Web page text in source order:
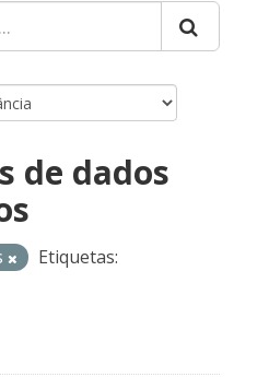
de dados
Etiquetas: